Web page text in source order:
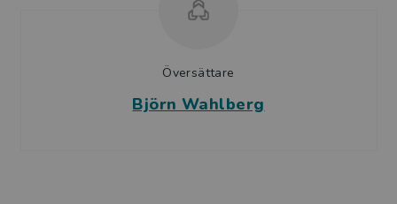
Översättare
Björn Wahlberg